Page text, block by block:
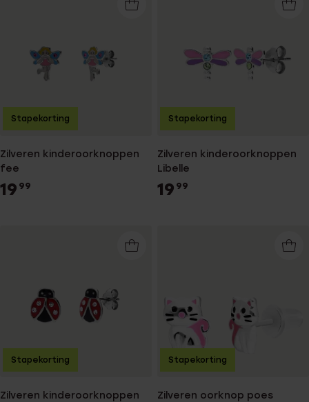
Zilveren kinderoorknoppen
fee
19 99
Stapekorting
Zilveren kinderoorknoppen
Libelle
19 99
Stapekorting
Zilveren kinderoorknoppen
Stapekorting
Zilveren oorknop poes
Stapekorting